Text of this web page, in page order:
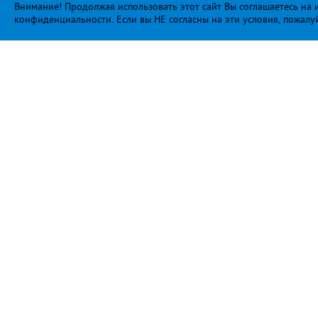
Внимание! Продолжая использовать этот сайт Вы соглашаетесь
конфиденциальности. Если вы НЕ согласны на эти условия,